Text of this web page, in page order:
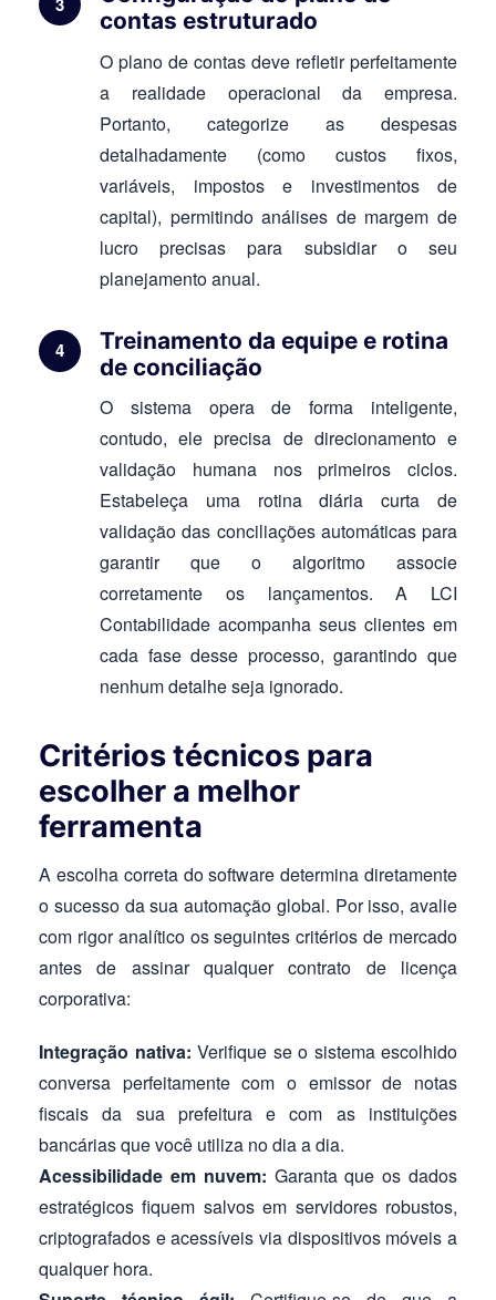
contas estruturado
O plano de contas deve refletir perfeitamente
a realidade operacional da empresa.
Portanto, categorize as despesas
detalhadamente (como custos fixos,
variáveis, impostos e investimentos de
capital), permitindo análises de margem de
lucro precisas para subsidiar o seu
planejamento anual.
Treinamento da equipe e rotina
de conciliação
O sistema opera de forma inteligente,
contudo, ele precisa de direcionamento e
validação humana nos primeiros ciclos.
Estabeleça uma rotina diária curta de
validação das conciliações automáticas para
garantir que o algoritmo associe
corretamente os lançamentos. A LCI
Contabilidade acompanha seus clientes em
cada fase desse processo, garantindo que
nenhum detalhe seja ignorado.
Critérios técnicos para
escolher a melhor
ferramenta
A escolha correta do software determina diretamente
o sucesso da sua automação global. Por isso, avalie
com rigor analítico os seguintes critérios de mercado
antes de assinar qualquer contrato de licença
corporativa:
Integração nativa: Verifique se o sistema escolhido
conversa perfeitamente com o emissor de notas
fiscais da sua prefeitura e com as instituições
bancárias que você utiliza no dia a dia.
Acessibilidade em nuvem: Garanta que os dados
estratégicos fiquem salvos em servidores robustos,
criptografados e acessíveis via dispositivos móveis a
qualquer hora.